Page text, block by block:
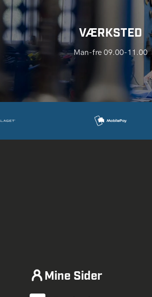
VÆRKSTED
Man-fre 09.00-11.00
Mine Sider